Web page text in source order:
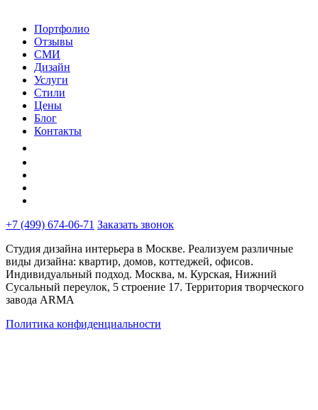
Портфолио
Отзывы
СМИ
Дизайн
Услуги
Стили
Цены
Блог
Контакты
+7 (499) 674-06-71 Заказать звонок
Студия дизайна интерьера в Москве. Реализуем различные
виды дизайна: квартир, домов, коттеджей, офисов.
Индивидуальный подход. Москва, м. Курская, Нижний
Сусальный переулок, 5 строение 17. Территория творческого
завода ARMA
Политика конфиденциальности